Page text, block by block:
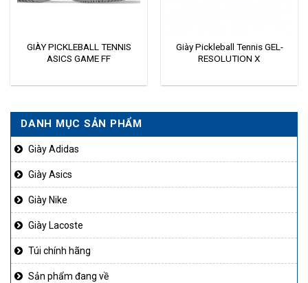
DANH MỤC SẢN PHẨM
Giày Adidas
Giày Asics
Giày Nike
Giày Lacoste
Túi chính hãng
Sản phẩm đang về
GIÀY PICKLEBALL TENNIS
ASICS GAME FF
Giày Pickleball Tennis GEL-
RESOLUTION X